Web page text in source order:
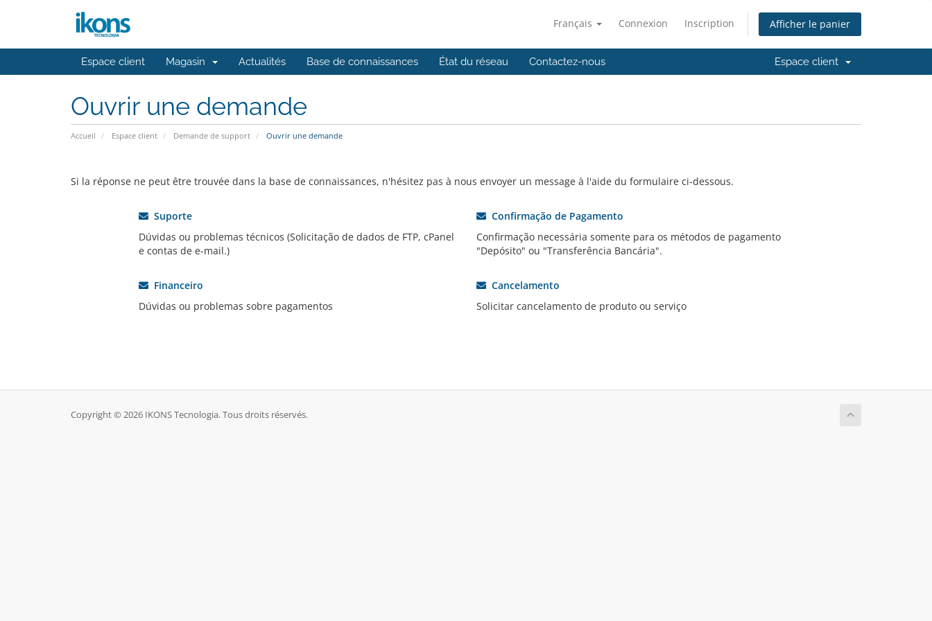
Français Connexion Inscription Afficher le panier
Espace client Magasin Actualités Base de connaissances État du réseau Contactez-nous Espace client
Ouvrir une demande
Accueil Espace client Demande de support Ouvrir une demande
Si la réponse ne peut être trouvée dans la base de connaissances, n'hésitez pas à nous envoyer un message à l'aide du formulaire ci-dessous.
Suporte
Dúvidas ou problemas técnicos (Solicitação de dados de FTP, cPanel
e contas de e-mail.)
Confirmação de Pagamento
Confirmação necessária somente para os métodos de pagamento
"Depósito" ou "Transferência Bancária".
Financeiro
Dúvidas ou problemas sobre pagamentos
Cancelamento
Solicitar cancelamento de produto ou serviço
Copyright © 2026 IKONS Tecnologia. Tous droits réservés.